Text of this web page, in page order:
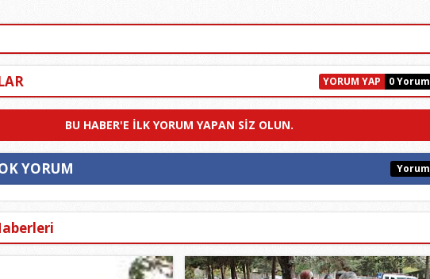
0 Yorum
YORUM YAP
BU HABER'E ILK YORUM YAPAN SIZ OLUN.
YORUM Yorum